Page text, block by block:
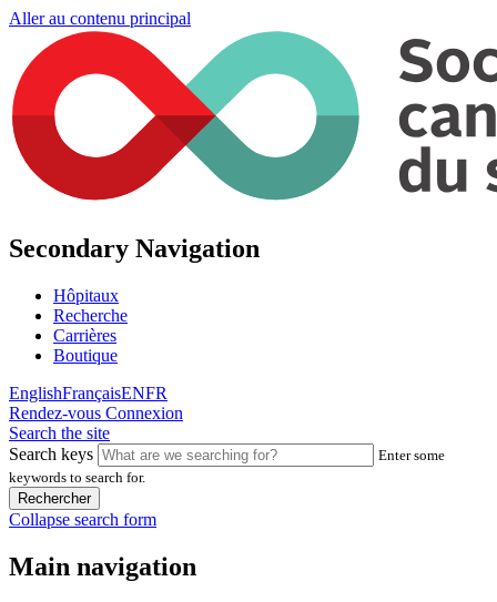
Aller au contenu principal
Secondary Navigation
Hôpitaux
Recherche
Carrières
Boutique
EnglishFrançaisENFR
Rendez-vous Connexion
Search the site
Search keys
Enter some
keywords to search for.
Collapse search form
Main navigation